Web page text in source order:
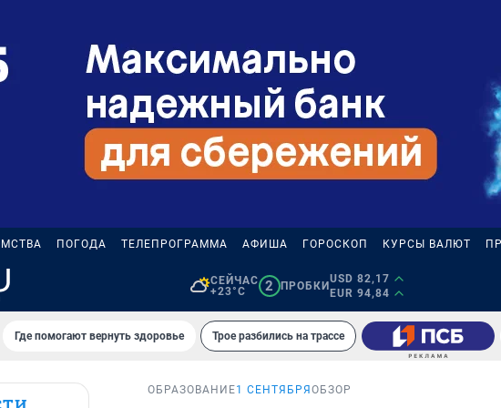
ПОГОДА ТЕЛЕПРОГРАММА АФИША ГОРОСКОП КУРСЫ ВАЛЮТ
СЕЙЧАС
+23°C
2 ПРОБКИ
USD 82,17
EUR 94,84
Где помогают вернуть здоровье Трое разбились на трассе
ОБРАЗОВАНИЕ1 СЕНТЯБРЯ ОБЗОР